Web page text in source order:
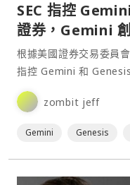
SEC 指控
證券，Gemini
何在？
根據美國證券交易委員
指控 Gemini 和
zombit jeff
Gemini Genesis